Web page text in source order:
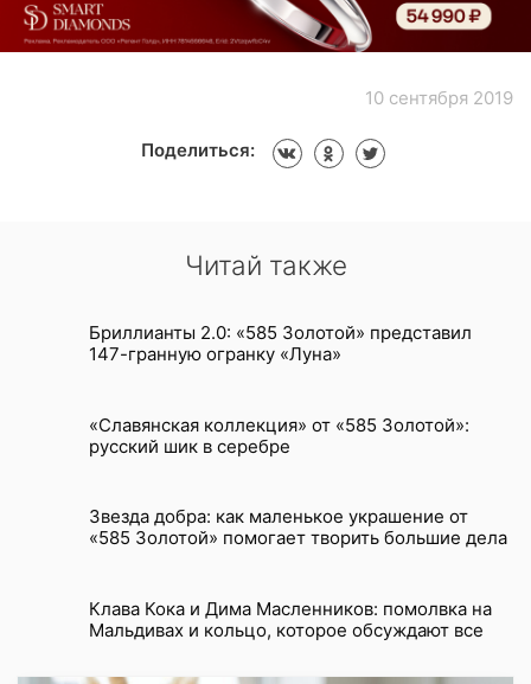
10 сентября 2019
Поделиться:
Читай также
Бриллианты 2.0: «585 Золотой» представил
147-гранную огранку «Луна»
«Славянская коллекция» от «585 Золотой»:
русский шик в серебре
Звезда добра: как маленькое украшение от
«585 Золотой» помогает творить большие дела
Клава Кока и Дима Масленников: помолвка на
Мальдивах и кольцо, которое обсуждают все